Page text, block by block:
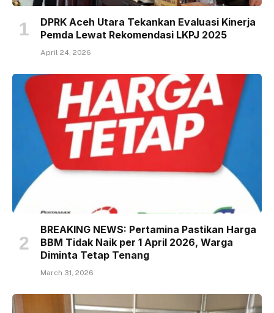
DPRK Aceh Utara Tekankan Evaluasi Kinerja
Pemda Lewat Rekomendasi LKPJ 2025
April 24, 2026
BREAKING NEWS: Pertamina Pastikan Harga
BBM Tidak Naik per 1 April 2026, Warga
Diminta Tetap Tenang
March 31, 2026